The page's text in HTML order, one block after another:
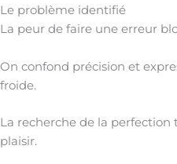
Le problème identifié
La peur de faire une erreur
On confond précision et
froide.
La recherche de la
plaisir.